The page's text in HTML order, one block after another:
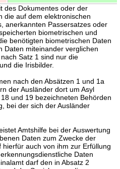
des Dokumentes oder der
die auf dem elektronischen
anerkannten Passersatzes oder
biometrischen und
benötigten biometrischen Daten
Daten miteinander verglichen
Satz 1 sind nur die
die Irisbilder.
nach den Absätzen 1 und 1a
der Ausländer dort um Asyl
und 19 bezeichneten Behörden
bei der sich der Ausländer
Amtshilfe bei der Auswertung
Daten zum Zwecke der
auch von ihm zur Erfüllung
Daten
darf den in Absatz 2